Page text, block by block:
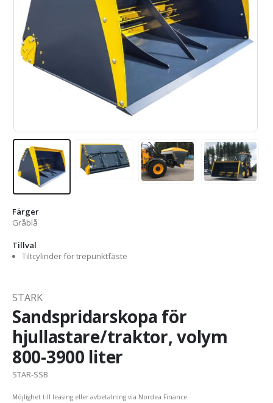
Färger
Gråblå
Tillval
Tiltcylinder för trepunktfäste
STARK
Sandspridarskopa för
hjullastare/traktor, volym
800-3900 liter
STAR-SSB
Möjlighet till leasing eller avbetalning via Nordea Finance.